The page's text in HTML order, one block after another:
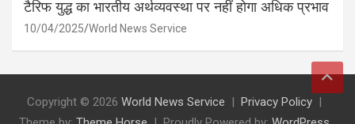
टैरिफ युद्ध का भारतीय अर्थव्यवस्था पर नहीं होगा अधिक प्रभाव
10/04/2025 World News Service
Copyright © 2026 World News Service
Privacy Policy